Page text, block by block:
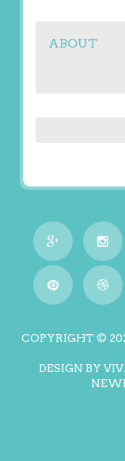
ABOUT
COPYRIGHT ©
DESIGN BY